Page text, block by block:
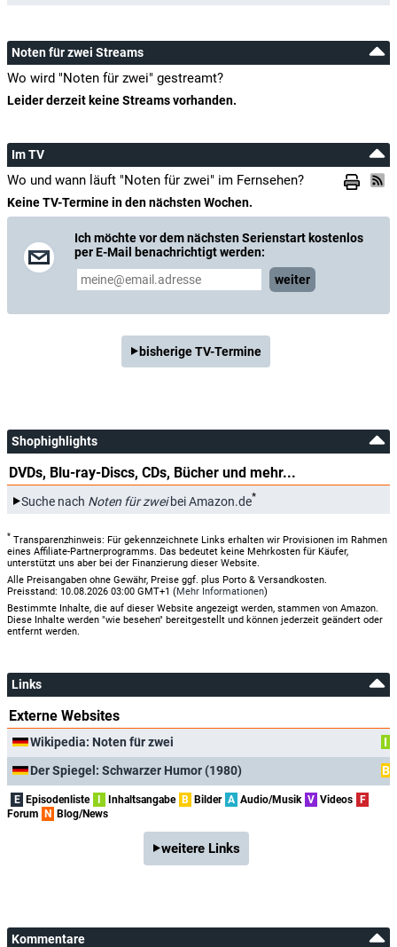
Noten für zwei Streams
Wo wird "Noten für zwei" gestreamt?
Leider derzeit keine Streams vorhanden.
Im TV
Wo und wann läuft "Noten für zwei" im Fernsehen?
Keine TV-Termine in den nächsten Wochen.
Ich möchte vor dem nächsten Serienstart kostenlos
per E-Mail benachrichtigt werden:
weiter
bisherige TV-Termine
Shophighlights
DVDs, Blu-ray-Discs, CDs, Bücher und mehr...
Suche nach Noten für zweibei Amazon.de*
* Transparenzhinweis: Für gekennzeichnete Links erhalten wir Provisionen im Rahmen
eines Affiliate-Partnerprogramms. Das bedeutet keine Mehrkosten für Käufer,
unterstützt uns aber bei der Finanzierung dieser Website.
Alle Preisangaben ohne Gewähr, Preise ggf. plus Porto & Versandkosten.
Preisstand: 10.08.2026 03:00 GMT+1 (Mehr Informationen)
Bestimmte Inhalte, die auf dieser Website angezeigt werden, stammen von Amazon.
Diese Inhalte werden "wie besehen" bereitgestellt und können jederzeit geändert oder
entfernt werden.
Links
Externe Websites
Wikipedia: Noten für zwei
I
Der Spiegel: Schwarzer Humor (1980)
B
E Episodenliste I Inhaltsangabe B Bilder A Audio/Musik V Videos F
Forum N Blog/News
weitere Links
Kommentare